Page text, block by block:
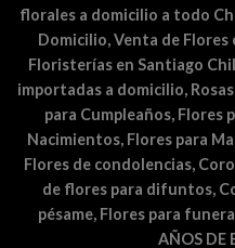
florales a domicilio a todo
Domicilio, Venta de Flores
Floristerías en Santiago
importadas a domicilio,
para Cumpleaños, Flores
Nacimientos, Flores para
Flores de condolencias,
de flores para difuntos,
pésame, Flores para
AÑOS DE